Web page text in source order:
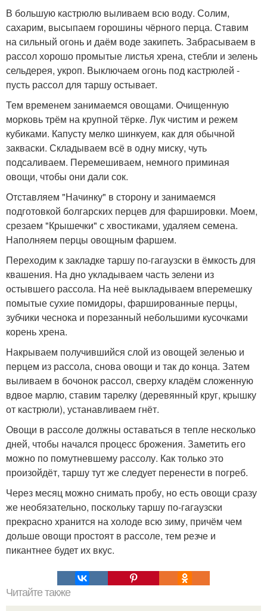
В большую кастрюлю выливаем всю воду. Солим,
сахарим, высыпаем горошины чёрного перца. Ставим
на сильный огонь и даём воде закипеть. Забрасываем в
рассол хорошо промытые листья хрена, стебли и зелень
сельдерея, укроп. Выключаем огонь под кастрюлей -
пусть рассол для таршу остывает.
Тем временем занимаемся овощами. Очищенную
морковь трём на крупной тёрке. Лук чистим и режем
кубиками. Капусту мелко шинкуем, как для обычной
закваски. Складываем всё в одну миску, чуть
подсаливаем. Перемешиваем, немного приминая
овощи, чтобы они дали сок.
Отставляем "Начинку" в сторону и занимаемся
подготовкой болгарских перцев для фаршировки. Моем,
срезаем "Крышечки" с хвостиками, удаляем семена.
Наполняем перцы овощным фаршем.
Переходим к закладке таршу по-гагаузски в ёмкость для
квашения. На дно укладываем часть зелени из
остывшего рассола. На неё выкладываем вперемешку
помытые сухие помидоры, фаршированные перцы,
зубчики чеснока и порезанный небольшими кусочками
корень хрена.
Накрываем получившийся слой из овощей зеленью и
перцем из рассола, снова овощи и так до конца. Затем
выливаем в бочонок рассол, сверху кладём сложенную
вдвое марлю, ставим тарелку (деревянный круг, крышку
от кастрюли), устанавливаем гнёт.
Овощи в рассоле должны оставаться в тепле несколько
дней, чтобы начался процесс брожения. Заметить его
можно по помутневшему рассолу. Как только это
произойдёт, таршу тут же следует перенести в погреб.
Через месяц можно снимать пробу, но есть овощи сразу
же необязательно, поскольку таршу по-гагаузски
прекрасно хранится на холоде всю зиму, причём чем
дольше овощи простоят в рассоле, тем резче и
пикантнее будет их вкус.
Читайте также